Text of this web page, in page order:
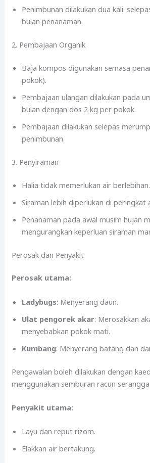
Penimbunan dilakukan dua kali:
bulan penanaman.
2. Pembajaan Organik
Baja kompos digunakan semasa
pokok).
Pembajaan ulangan dilakukan pada
bulan dengan dos 2 kg per pokok.
Pembajaan dilakukan selepas
penimbunan.
3. Penyiraman
Halia tidak memerlukan air berlebihan.
Siraman lebih diperlukan di peringkat
Penanaman pada awal musim hujan
mengurangkan keperluan siraman
Perosak dan Penyakit
Perosak utama:
Ladybugs: Menyerang daun.
Ulat pengorek akar: Merosakkan
menyebabkan pokok mati.
Kumbang: Menyerang batang dan
Pengawalan boleh dilakukan dengan
menggunakan semburan racun
Penyakit utama:
Layu dan reput rizom.
Elakkan air bertakung.